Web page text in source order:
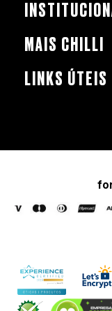
MAIS CHILLI
LINKS ÚTEIS